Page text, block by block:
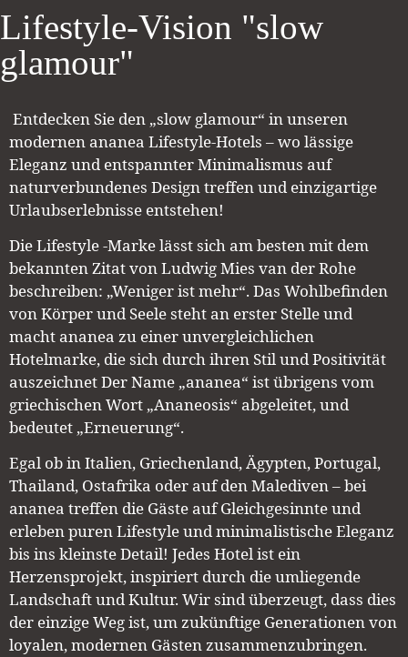
Lifestyle-Vision "slow
glamour"
Entdecken Sie den „slow glamour“ in unseren
modernen ananea Lifestyle-Hotels – wo lässige
Eleganz und entspannter Minimalismus auf
naturverbundenes Design treffen und einzigartige
Urlaubserlebnisse entstehen!
Die Lifestyle -Marke lässt sich am besten mit dem
bekannten Zitat von Ludwig Mies van der Rohe
beschreiben: „Weniger ist mehr“. Das Wohlbefinden
von Körper und Seele steht an erster Stelle und
macht ananea zu einer unvergleichlichen
Hotelmarke, die sich durch ihren Stil und Positivität
auszeichnet Der Name „ananea“ ist übrigens vom
griechischen Wort „Ananeosis“ abgeleitet, und
bedeutet „Erneuerung“.
Egal ob in Italien, Griechenland, Ägypten, Portugal,
Thailand, Ostafrika oder auf den Malediven – bei
ananea treffen die Gäste auf Gleichgesinnte und
erleben puren Lifestyle und minimalistische Eleganz
bis ins kleinste Detail! Jedes Hotel ist ein
Herzensprojekt, inspiriert durch die umliegende
Landschaft und Kultur. Wir sind überzeugt, dass dies
der einzige Weg ist, um zukünftige Generationen von
loyalen, modernen Gästen zusammenzubringen.